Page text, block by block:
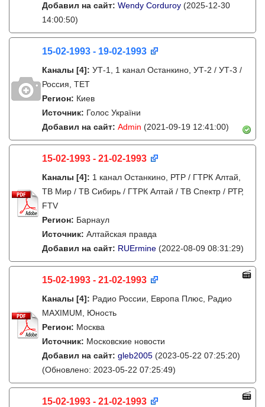
Добавил на сайт: Wendy Corduroy (2025-12-30
14:00:50)
15-02-1993 - 19-02-1993
Каналы [4]: УТ-1, 1 канал Останкино, УТ-2 / УТ-3 /
Россия, ТЕТ
Регион: Киев
Источник: Голос України
Добавил на сайт: Admin (2021-09-19 12:41:00)
15-02-1993 - 21-02-1993
Каналы [4]: 1 канал Останкино, РТР / ГТРК Алтай,
ТВ Мир / ТВ Сибирь / ГТРК Алтай / ТВ Спектр / РТР,
FTV
Регион: Барнаул
Источник: Алтайская правда
Добавил на сайт: RUErmine (2022-08-09 08:31:29)
15-02-1993 - 21-02-1993
Каналы [4]: Радио России, Европа Плюс, Радио
MAXIMUM, Юность
Регион: Москва
Источник: Московские новости
Добавил на сайт: gleb2005 (2023-05-22 07:25:20)
(Обновлено: 2023-05-22 07:25:49)
15-02-1993 - 21-02-1993